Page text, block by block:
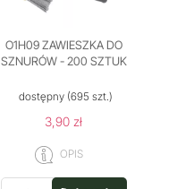
O1H09 ZAWIESZKA DO
SZNURÓW - 200 SZTUK
dostępny (695 szt.)
3,90 zł
OPIS